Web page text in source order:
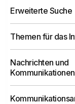
FAQ-
Die
Ab
Teams
Und vieles
Erweiterte Suche
Themen für das
Nachrichten und
Kommunikationen